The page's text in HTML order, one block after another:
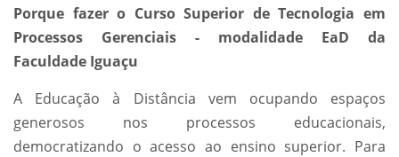
Porque fazer o Curso Superior de Tecnologia em
Processos Gerenciais - modalidade EaD da
Faculdade Iguaçu
A Educação à Distância vem ocupando espaços
generosos nos processos educacionais,
democratizando o acesso ao ensino superior. Para